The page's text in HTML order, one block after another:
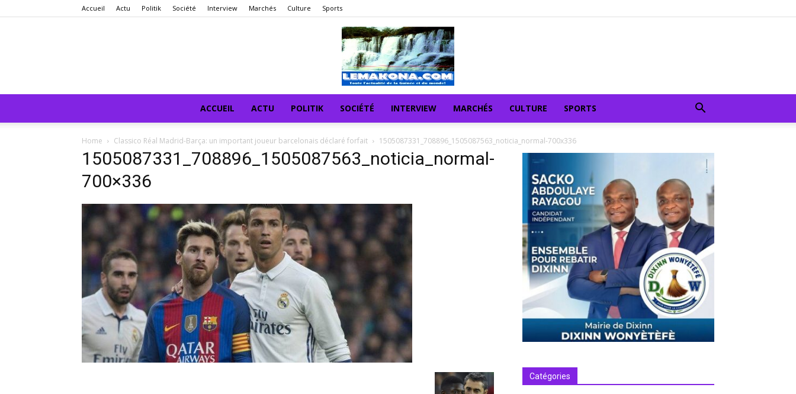
Accueil Actu Politik Société Interview Marchés Culture Sports
ACCUEIL ACTU POLITIK SOCIÉTÉ INTERVIEW MARCHÉS CULTURE SPORTS
Home Classico Réal Madrid-Barça: un important joueur barcelonais déclaré forfait 1505087331_708896_1505087563_noticia_normal-700x336
1505087331_708896_1505087563_noticia_normal-
700×336
Catégories